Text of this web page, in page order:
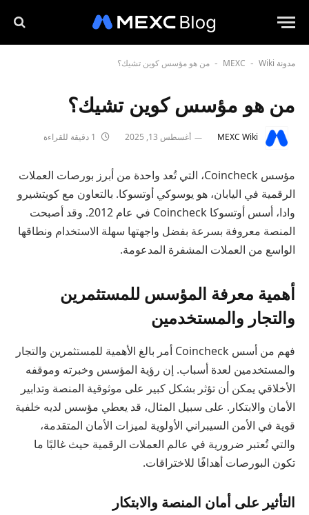
مدونة MEXC - Wiki
- من هو مؤسس كوين تشيك؟
من هو مؤسس كوين تشيك؟
MEXC Wiki أغسطس 13, 2025
مؤسس Coincheck، التي تُعد واحدة من أبرز بورصات العملات
الرقمية في اليابان، هو يوسوكي أوتسوكا. بالتعاون مع كويتشيرو
وادا، أسس أوتسوكا Coincheck في عام 2012. وقد أصبحت
المنصة معروفة بسرعة بفضل واجهتها سهلة الاستخدام ونطاقها
الواسع من العملات المشفرة المدعومة.
أهمية معرفة المؤسس للمستثمرين
والتجار والمستخدمين
فهم من أسس Coincheck أمر بالغ الأهمية للمستثمرين والتجار
والمستخدمين لعدة أسباب. إن رؤية المؤسس وخبرته وموقفه
الأخلاقي يمكن أن تؤثر بشكل كبير على موثوقية المنصة وتدابير
الأمان والابتكار. على سبيل المثال، قد يعطي مؤسس لديه خلفية
قوية في الأمن السيبراني الأولوية لميزات الأمان المتقدمة،
والتي تُعتبر ضرورية في عالم العملات الرقمية حيث غالبًا ما
تكون البورصات أهدافًا للاختراقات.
التأثير على أمان المنصة والابتكار